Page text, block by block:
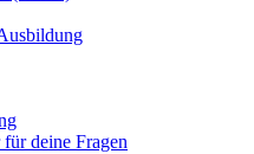
deine Fragen